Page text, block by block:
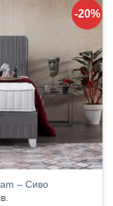
-20%
към
списъка с
харесани
– Сиво